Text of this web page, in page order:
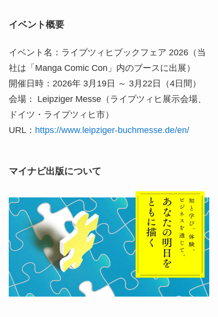
イベント概要
イベント名：ライプツィヒブックフェア 2026（当
社は「Manga Comic Con」内のブースに出展）
開催日時：2026年 3月19日 ～ 3月22日（4日間）
会場： Leipziger Messe（ライプツィヒ展示会場、
ドイツ・ライプツィヒ市）
URL： https://www.leipziger-buchmesse.de/en/
マイナビ出版について